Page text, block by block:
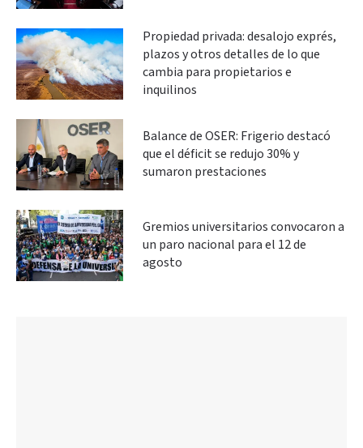
Propiedad privada: desalojo exprés,
plazos y otros detalles de lo que
cambia para propietarios e
inquilinos
Balance de OSER: Frigerio destacó
que el déficit se redujo 30% y
sumaron prestaciones
Gremios universitarios convocaron a
un paro nacional para el 12 de
agosto